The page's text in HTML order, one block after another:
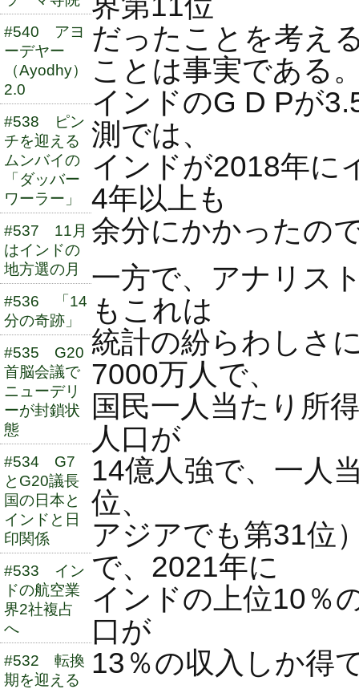
#540 アヨ
ーデヤー
（Ayodhy）
2.0
#538 ピン
チを迎える
ムンバイの
「ダッバー
ワーラー」
#537 11月
はインドの
地方選の月
#536 「14
分の奇跡」
#535 G20
首脳会議で
ニューデリ
ーが封鎖状
態
#534 G7
とG20議長
国の日本と
インドと日
印関係
#533 イン
ドの航空業
界2社複占
へ
#532 転換
期を迎える
だったことを考え
ことは事実である
インドのG D Pが
測では、
インドが2018年に
4年以上も
余分にかかったの
一方で、アナリス
もこれは
統計の紛らわしさ
7000万人で、
国民一人当たり所
人口が
14億人強で、一人
位、
アジアでも第31位
で、2021年に
インドの上位10％
口が
13％の収入しか得